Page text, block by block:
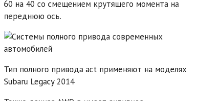
60 на 40 со смещением крутящего момента на
переднюю ось.
Тип полного привода act применяют на моделях
Subaru Legacy 2014